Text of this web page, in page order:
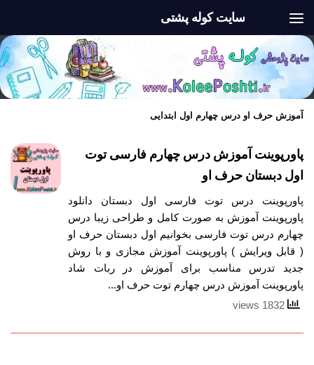
سایت کوله پشتی
آموزش حرف او درس چهارم اول ابتدایی
پاورپوینت آموزش درس چهارم فارسی توت
اول دبستان حرف او
پاورپوینت درس توت فارسی اول دبستان دانلود
پاورپوینت آموزش به صورت کامل و طراحی زیبا درس
چهارم درس توت فارسی بخوانیم اول دبستان حرف او
( قابل ویرایش ) پاورپوینت آموزش مجازی و با روش
جدید تدرس مناسب برای آموزش در ربات شاد
پاورپوینت آموزش درس چهارم توت حرف او...